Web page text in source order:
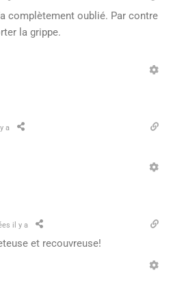
complètement oublié. Par contre
la grippe.
a
il y a
et recouvreuse!